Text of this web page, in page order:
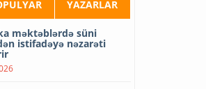
YAZARLAR
məktəblərdə süni
istifadəyə nəzarəti